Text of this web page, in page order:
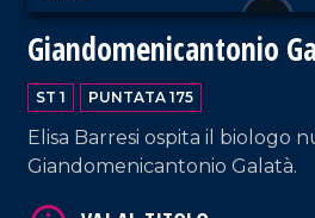
Giandomenicantonio
ST 1 PUNTATA 175
Elisa Barresi ospita il biologo
Giandomenicantonio Galatà.
VAI AL TITOLO